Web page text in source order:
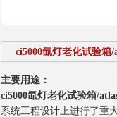
ci5000氙灯老化试验箱
主要用途：
ci5000氙灯老化试验箱/
系统工程设计上进行了重